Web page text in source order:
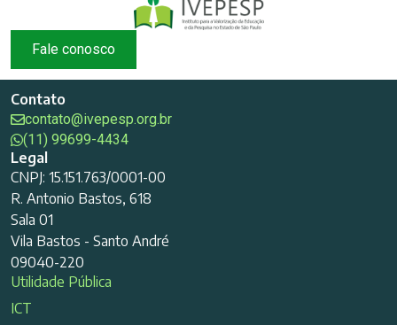
Fale conosco
Contato
contato@ivepesp.org.br
(11) 99699-4434
Legal
CNPJ: 15.151.763/0001-00
R. Antonio Bastos, 618
Sala 01
Vila Bastos - Santo André
09040-220
Utilidade Pública
ICT